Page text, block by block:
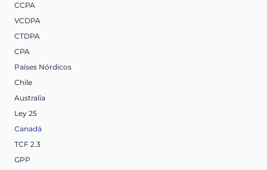
CCPA
VCDPA
CTDPA
CPA
Países Nórdicos
Chile
Australia
Ley 25
Canadá
TCF 2.3
GPP